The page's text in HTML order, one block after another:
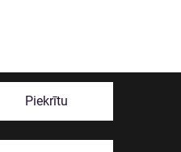
Piekrītu